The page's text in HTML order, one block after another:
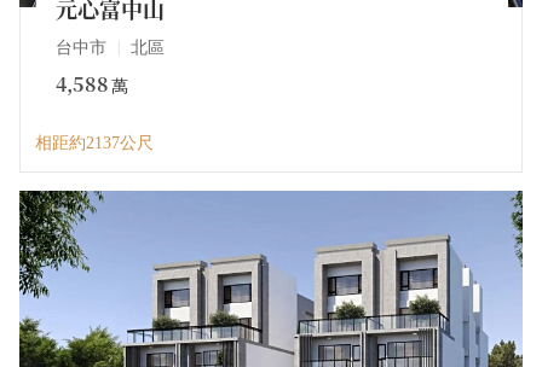
元心富中山
台中市 北區
4,588 萬
相距約2137公尺